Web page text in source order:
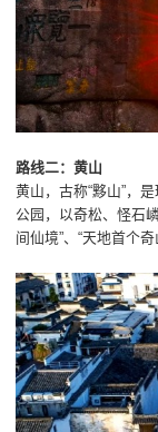
路线二：黄山
黄山，古称“黟山”，
公园，以奇松、怪石
间仙境”、“天地首个奇